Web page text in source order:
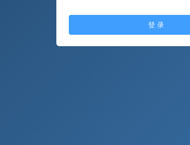
登 录